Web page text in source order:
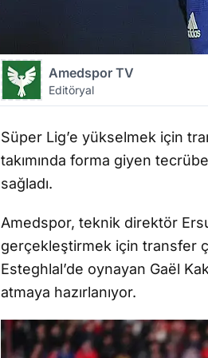
Amedspor TV
Editöryal
Süper Lig’e yükselmek için
takımında forma giyen
sağladı.
Amedspor, teknik direktör
gerçekleştirmek için transfer
Esteghlal’de oynayan Gaël
atmaya hazırlanıyor.